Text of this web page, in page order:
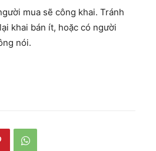
mua sẽ công khai. Tránh
khai bán ít, hoặc có người
nói.